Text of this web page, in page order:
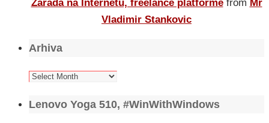
Zarada na Internetu, freelance platforme from Mr
Vladimir Stankovic
Arhiva
Arhiva
Lenovo Yoga 510, #WinWithWindows